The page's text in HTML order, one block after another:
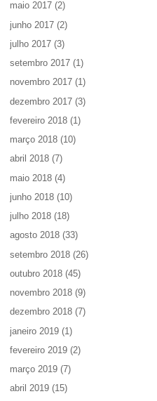
maio 2017 (2)
junho 2017 (2)
julho 2017 (3)
setembro 2017 (1)
novembro 2017 (1)
dezembro 2017 (3)
fevereiro 2018 (1)
março 2018 (10)
abril 2018 (7)
maio 2018 (4)
junho 2018 (10)
julho 2018 (18)
agosto 2018 (33)
setembro 2018 (26)
outubro 2018 (45)
novembro 2018 (9)
dezembro 2018 (7)
janeiro 2019 (1)
fevereiro 2019 (2)
março 2019 (7)
abril 2019 (15)